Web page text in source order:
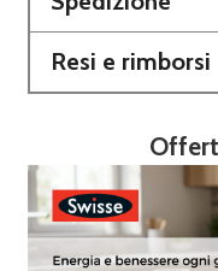
Resi e rimborsi